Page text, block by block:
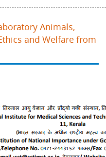
Animals,
and Welfare from